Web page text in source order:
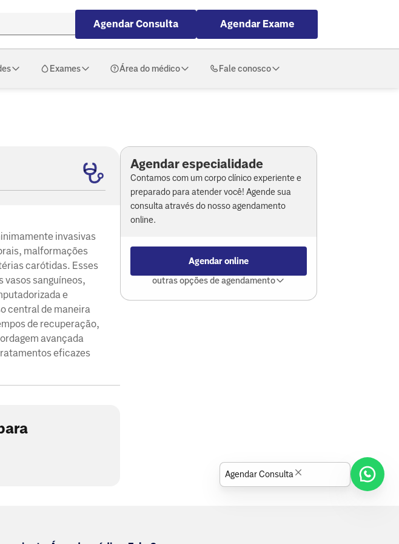
Agendar Consulta Agendar Exame
Exames Área do médico Fale conosco
invasivas
malformações
carótidas. Esses
vasos sanguíneos,
e
central de maneira
de recuperação,
avançada
eficazes
Agendar especialidade
Contamos com um corpo clínico experiente e
preparado para atender você! Agende sua
consulta através do nosso agendamento
online.
Agendar online
outras opções de agendamento
Agendar Consulta